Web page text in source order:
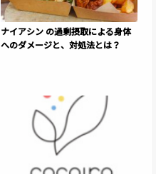
ナイアシン の過剰摂取による身体
へのダメージと、対処法とは？